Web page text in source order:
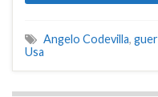
Angelo Codevilla,
Usa